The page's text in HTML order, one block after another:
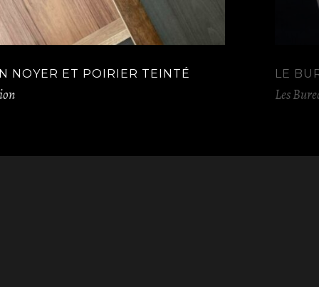
NOYER ET POIRIER TEINTÉ LE
Les